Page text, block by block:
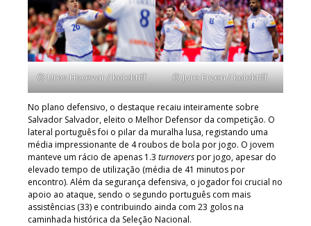
© Uros Hocevar / kolektiff © Jure Erzen / kolektiff
No plano defensivo, o destaque recaiu inteiramente sobre
Salvador Salvador, eleito o Melhor Defensor da competição. O
lateral português foi o pilar da muralha lusa, registando uma
média impressionante de 4 roubos de bola por jogo. O jovem
manteve um rácio de apenas 1.3 turnoverspor jogo, apesar do
elevado tempo de utilização (média de 41 minutos por
encontro). Além da segurança defensiva, o jogador foi crucial no
apoio ao ataque, sendo o segundo português com mais
assistências (33) e contribuindo ainda com 23 golos na
caminhada histórica da Seleção Nacional.